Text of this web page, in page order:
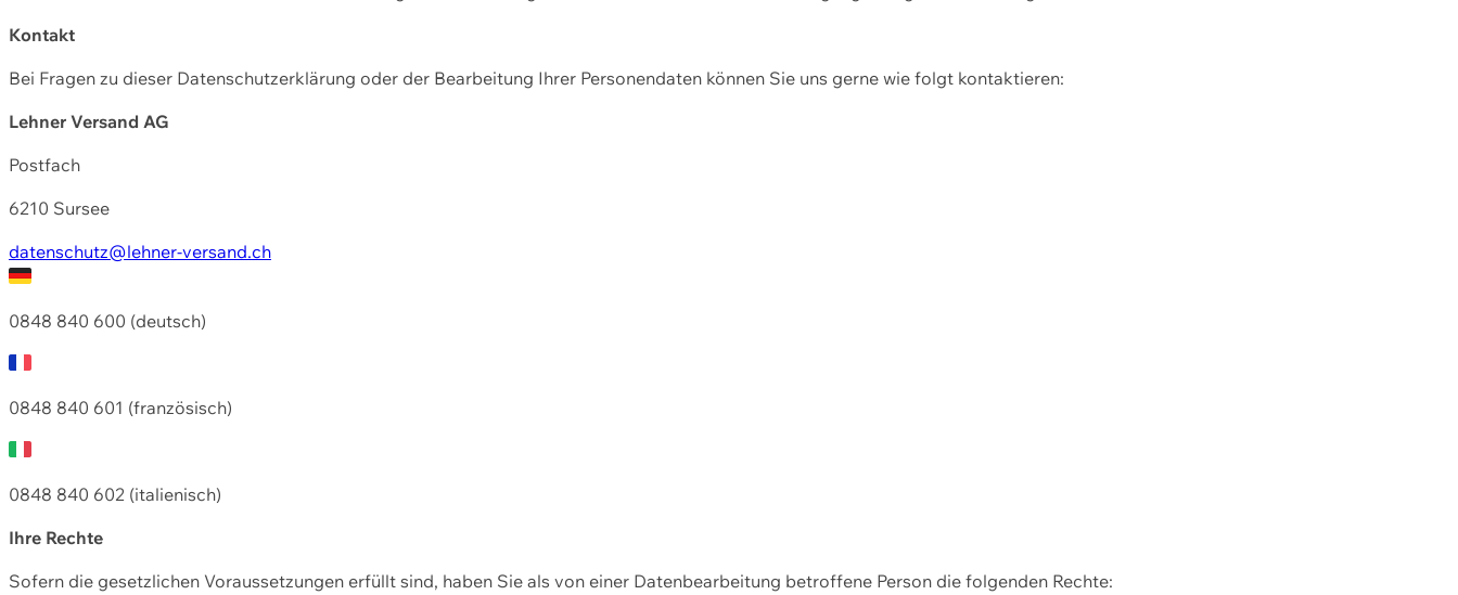
Kontakt
Bei Fragen zu dieser Datenschutzerklärung oder der Bearbeitung Ihrer Personendaten können Sie uns gerne wie folgt kontaktieren:
Lehner Versand AG
Postfach
6210 Sursee
datenschutz@lehner-versand.ch
0848 840 600 (deutsch)
0848 840 601 (französisch)
0848 840 602 (italienisch)
Ihre Rechte
Sofern die gesetzlichen Voraussetzungen erfüllt sind, haben Sie als von einer Datenbearbeitung betroffene Person die folgenden Rechte: